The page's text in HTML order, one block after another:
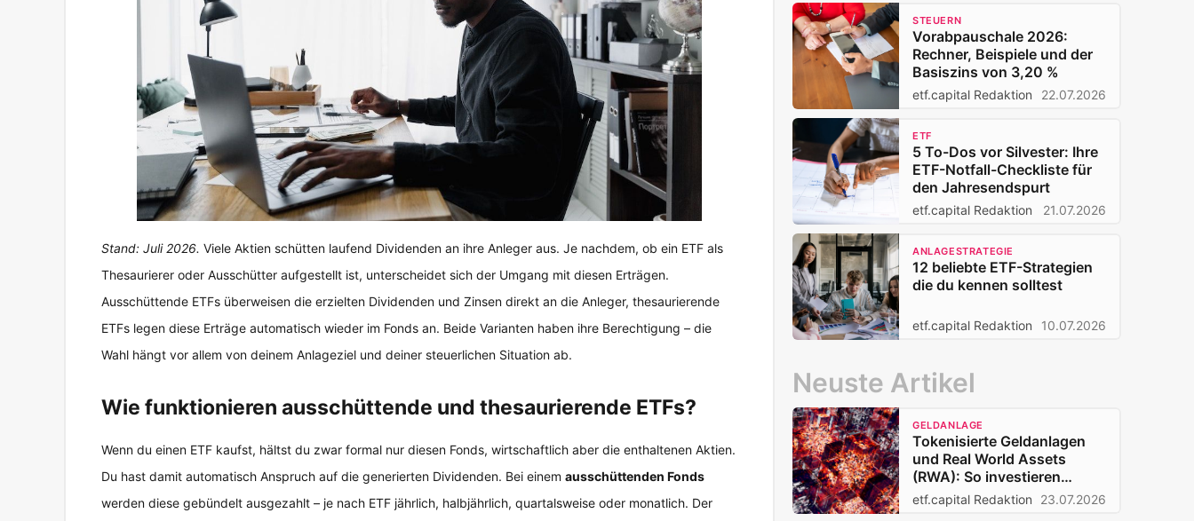
Stand: Juli 2026. Viele Aktien schütten laufend Dividenden an ihre Anleger aus. Je nachdem, ob ein ETF als
Thesaurierer oder Ausschütter aufgestellt ist, unterscheidet sich der Umgang mit diesen Erträgen.
Ausschüttende ETFs überweisen die erzielten Dividenden und Zinsen direkt an die Anleger, thesaurierende
ETFs legen diese Erträge automatisch wieder im Fonds an. Beide Varianten haben ihre Berechtigung – die
Wahl hängt vor allem von deinem Anlageziel und deiner steuerlichen Situation ab.
Wie funktionieren ausschüttende und thesaurierende ETFs?
Wenn du einen ETF kaufst, hältst du zwar formal nur diesen Fonds, wirtschaftlich aber die enthaltenen Aktien.
Du hast damit automatisch Anspruch auf die generierten Dividenden. Bei einem ausschüttenden Fonds
werden diese gebündelt ausgezahlt – je nach ETF jährlich, halbjährlich, quartalsweise oder monatlich. Der
STEUERN
Vorabpauschale 2026:
Rechner, Beispiele und der
Basiszins von 3,20 %
etf.capital Redaktion 22.07.2026
ETF
5 To-Dos vor Silvester: Ihre
ETF-Notfall-Checkliste für
den Jahresendspurt
etf.capital Redaktion 21.07.2026
ANLAGESTRATEGIE
12 beliebte ETF-Strategien
die du kennen solltest
etf.capital Redaktion 10.07.2026
Neuste Artikel
GELDANLAGE
Tokenisierte Geldanlagen
und Real World Assets
(RWA): So investieren
Privatanleger 2026
etf.capital Redaktion 23.07.2026